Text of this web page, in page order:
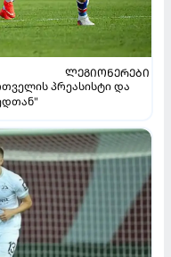
ᲚᲔᲒᲘᲝᲜᲔᲠᲔᲑᲘ
პრეასისტი და